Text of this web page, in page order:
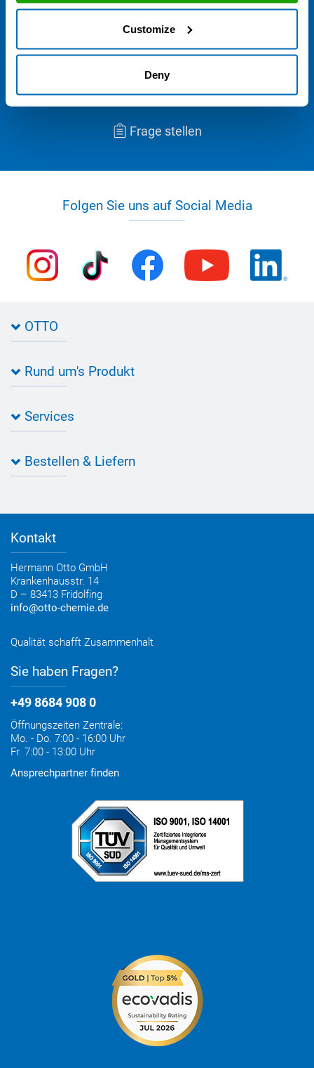
Customize
Deny
Uhr und Fr. von 7.00 bis 13.00 Uhr erreichbar und freut sich über
Ihre Anfrage.
+49 8684 908 4300
technik@otto-chemie.de
Frage stellen
Folgen Sie uns auf Social Media
OTTO
Bau Newsletter
Presse
Jobs
Referenzen
Rund um's Produkt
Farbvielfalt
Informationen zu Prüfzeichen
Services
Farbempfehlungen
Verbrauchsrechner
Medienportal
Bestellen & Liefern
Bestelloptionen
Elektronischer Rechnungsversand
Entsorgung & Verpackungsrücknahme
Kontakt
Hermann Otto GmbH
Krankenhausstr. 14
D – 83413 Fridolfing
info@otto-chemie.de
Qualität schafft Zusammenhalt
Sie haben Fragen?
+49 8684 908 0
Öffnungszeiten Zentrale:
Mo. - Do. 7:00 - 16:00 Uhr
Fr. 7:00 - 13:00 Uhr
Ansprechpartner finden